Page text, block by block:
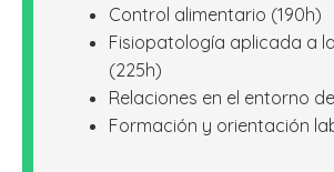
Control alimentario (190h)
Fisiopatología aplicada a
(225h)
Relaciones en el entorno
Formación y orientación